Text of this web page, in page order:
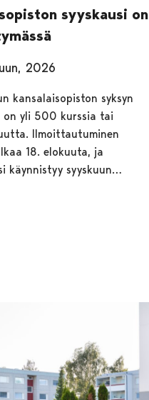
syyskausi on
2026
kansalaisopiston syksyn
on yli 500 kurssia tai
Ilmoittautuminen
18. elokuuta, ja
käynnistyy syyskuun…